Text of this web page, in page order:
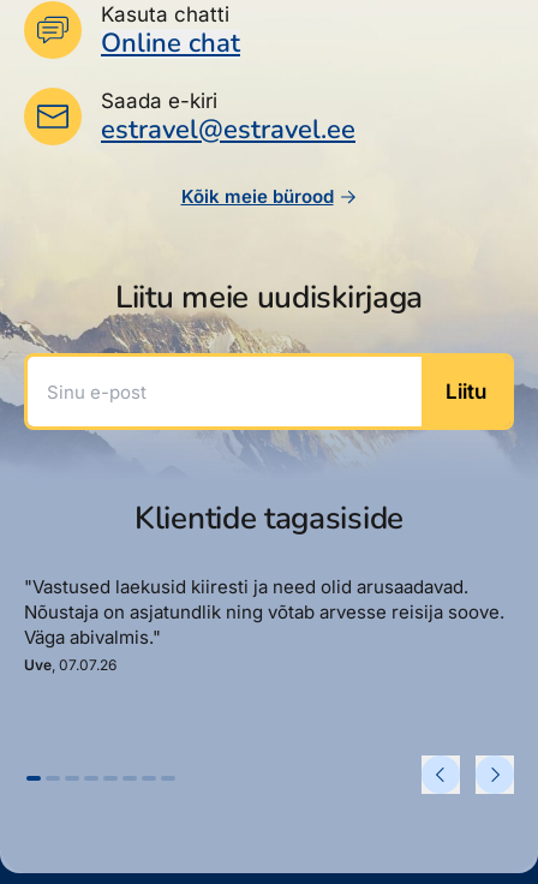
Kasuta chatti
Online chat
Saada e-kiri
estravel@estravel.ee
Kõik meie bürood
Liitu meie uudiskirjaga
Sinu e-post
Liitu
Klientide tagasiside
"Vastused laekusid kiiresti ja need olid arusaadavad.
Nõustaja on asjatundlik ning võtab arvesse reisija soove.
Väga abivalmis."
Uve, 07.07.26